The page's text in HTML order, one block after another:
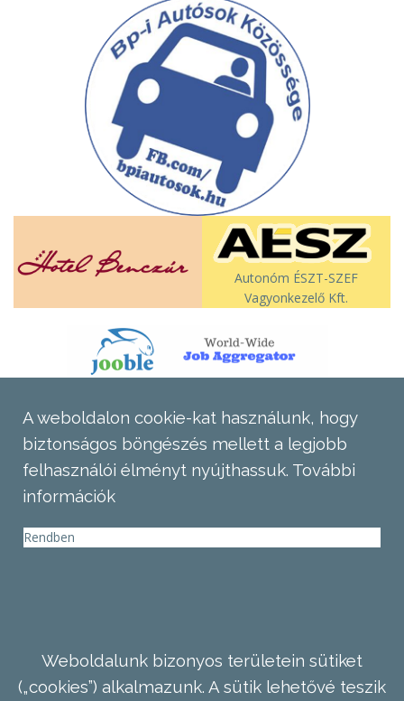
Autonóm ÉSZT-SZEF
Vagyonkezelő Kft.
A weboldalon cookie-kat használunk, hogy
biztonságos böngészés mellett a legjobb
felhasználói élményt nyújthassuk. További
információk
Rendben
Weboldalunk bizonyos területein sütiket
(„cookies”) alkalmazunk. A sütik lehetővé teszik